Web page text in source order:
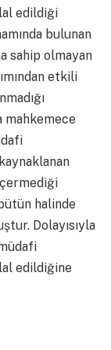
edildiği
bulunan
sahip olmayan
etkili
mahkemece
halinde
Dolayısıyla
edildiğine